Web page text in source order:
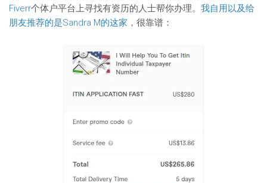
Fiverr个体户平台上寻找有资历的人士帮你办理。 我自用以及给
朋友推荐的是Sandra M的这家 ，很靠谱：